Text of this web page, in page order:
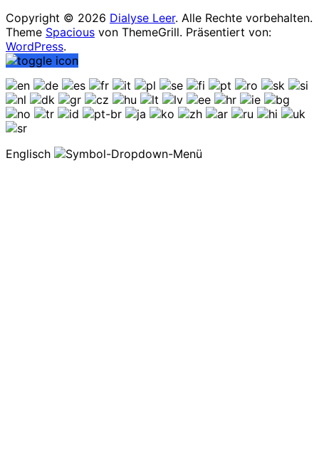
Copyright © 2026 Dialyse Leer. Alle Rechte vorbehalten.
Theme Spacious von ThemeGrill. Präsentiert von:
WordPress.
Englisch